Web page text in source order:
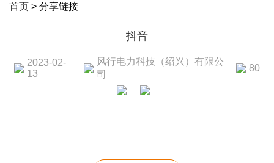
首页 > 分享链接
抖音
2023-02-
13
风行电力科技（绍兴）有限公
司
80